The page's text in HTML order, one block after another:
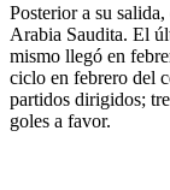
Posterior a su
Arabia Saudita. El
mismo llegó en
ciclo en febrero del
partidos dirigidos;
goles a favor.